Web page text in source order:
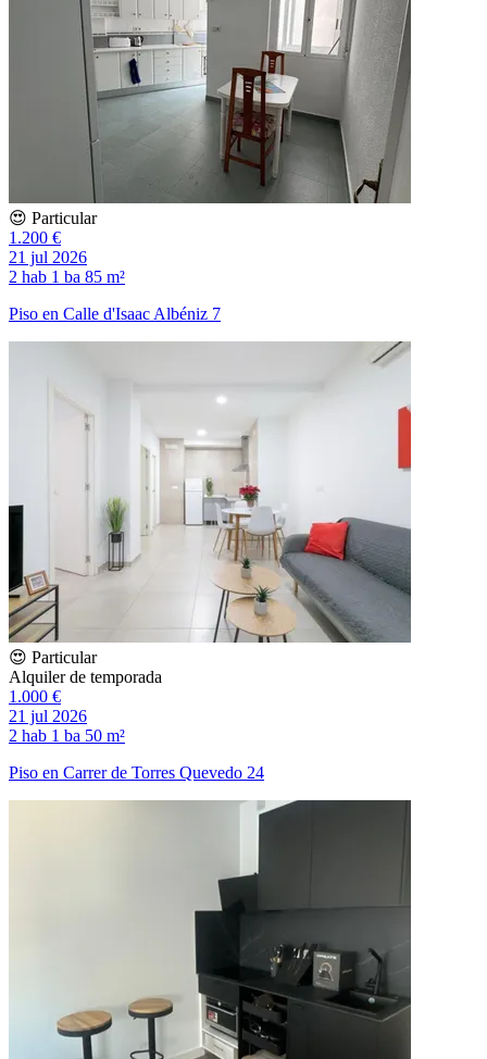
😍 Particular
1.200 €
21 jul 2026
2 hab 1 ba 85 m²
Piso en Calle d'Isaac Albéniz 7
😍 Particular
Alquiler de temporada
1.000 €
21 jul 2026
2 hab 1 ba 50 m²
Piso en Carrer de Torres Quevedo 24